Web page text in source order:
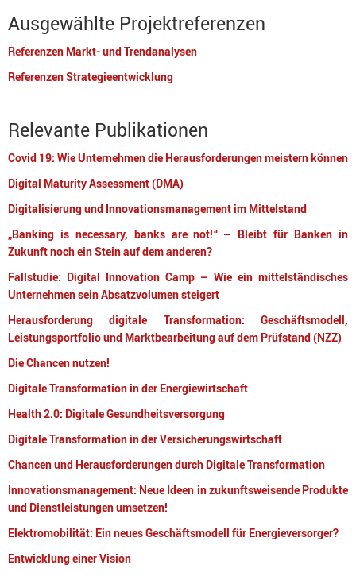
Ausgewählte Projektreferenzen
Referenzen Markt- und Trendanalysen
Referenzen Strategieentwicklung
Relevante Publikationen
Covid 19: Wie Unternehmen die Herausforderungen meistern können
Digital Maturity Assessment (DMA)
Digitalisierung und Innovationsmanagement im Mittelstand
„Banking is necessary, banks are not!“ – Bleibt für Banken in
Zukunft noch ein Stein auf dem anderen?
Fallstudie: Digital Innovation Camp – Wie ein mittelständisches
Unternehmen sein Absatzvolumen steigert
Herausforderung digitale Transformation: Geschäftsmodell,
Leistungsportfolio und Marktbearbeitung auf dem Prüfstand (NZZ)
Die Chancen nutzen!
Digitale Transformation in der Energiewirtschaft
Health 2.0: Digitale Gesundheitsversorgung
Digitale Transformation in der Versicherungswirtschaft
Chancen und Herausforderungen durch Digitale Transformation
Innovationsmanagement: Neue Ideen in zukunftsweisende Produkte
und Dienstleistungen umsetzen!
Elektromobilität: Ein neues Geschäftsmodell für Energieversorger?
Entwicklung einer Vision